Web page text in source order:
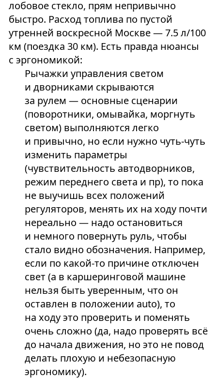
лобовое стекло, прям непривычно
быстро. Расход топлива по пустой
утренней воскресной Москве — 7.5 л/100
км (поездка 30 км). Есть правда нюансы
с эргономикой:
Рычажки управления светом
и дворниками скрываются
за рулем — основные сценарии
(поворотники, омывайка, моргнуть
светом) выполняются легко
и привычно, но если нужно чуть-чуть
изменить параметры
(чувствительность автодворников,
режим переднего света и пр), то пока
не выучишь всех положений
регуляторов, менять их на ходу почти
нереально — надо остановиться
и немного повернуть руль, чтобы
стало видно обозначения. Например,
если по какой-то причине отключен
свет (а в каршеринговой машине
нельзя быть уверенным, что он
оставлен в положении auto), то
на ходу это проверить и поменять
очень сложно (да, надо проверять всё
до начала движения, но это не повод
делать плохую и небезопасную
эргономику).